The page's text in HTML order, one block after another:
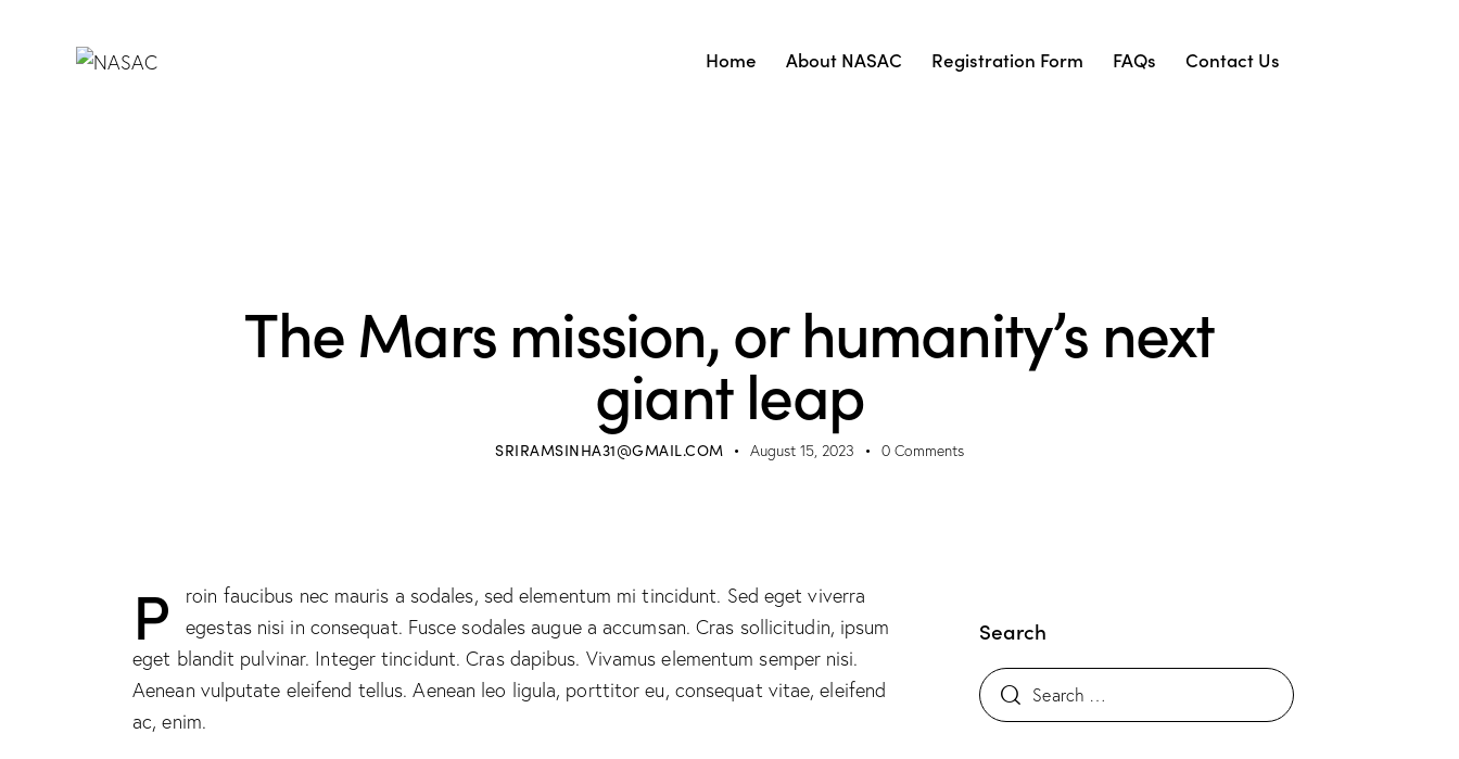
Home About NASAC Registration Form FAQs Contact Us
The Mars mission, or humanity’s next
giant leap
SRIRAMSINHA31@GMAIL.COM August 15, 2023 0 Comments
P
roin faucibus nec mauris a sodales, sed elementum mi tincidunt. Sed eget viverra
egestas nisi in consequat. Fusce sodales augue a accumsan. Cras sollicitudin, ipsum
eget blandit pulvinar. Integer tincidunt. Cras dapibus. Vivamus elementum semper nisi.
Aenean vulputate eleifend tellus. Aenean leo ligula, porttitor eu, consequat vitae, eleifend
ac, enim.
Search